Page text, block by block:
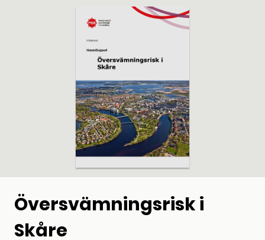
Översvämningsrisk i
Skåre